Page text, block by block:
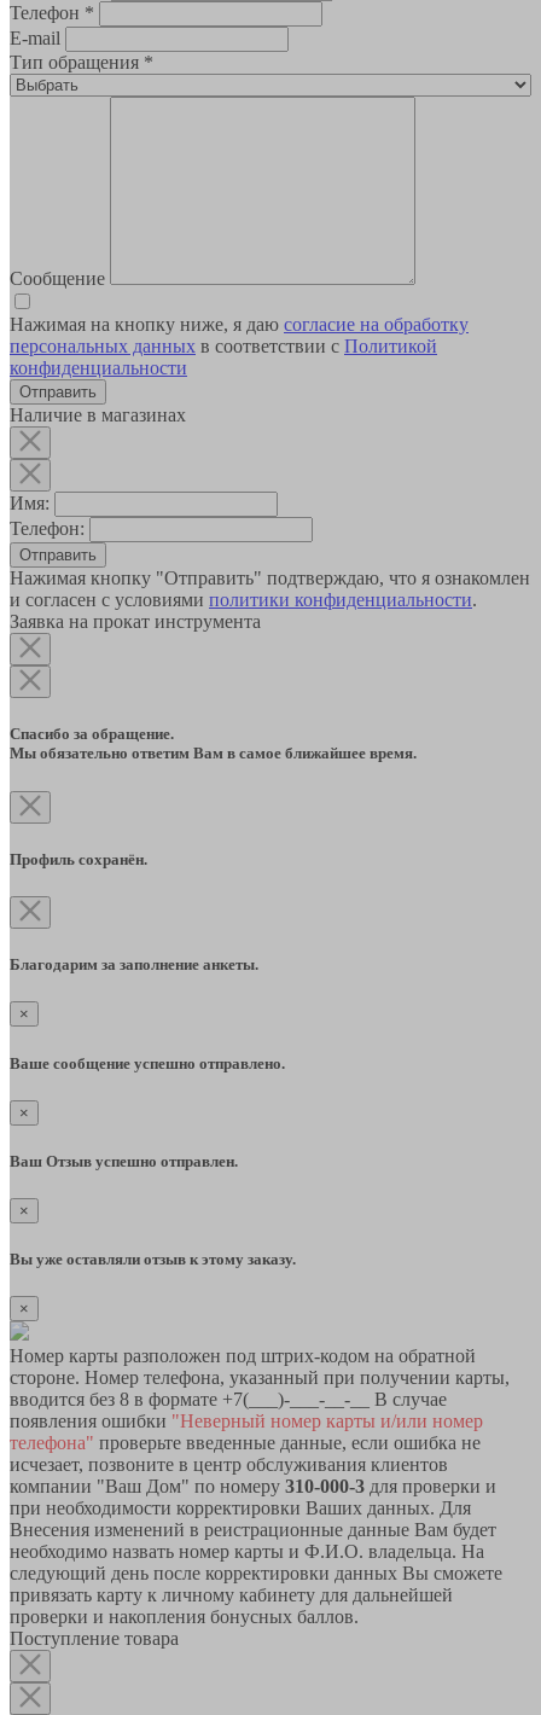
Телефон *
E-mail
Тип обращения *
Сообщение
Нажимая на кнопку ниже, я даю согласие на обработку
персональных данных в соответствии с Политикой
конфиденциальности
Наличие в магазинах
Имя:
Телефон:
Отправить
Нажимая кнопку "Отправить" подтверждаю, что я ознакомлен
и согласен с условиями политики конфиденциальности.
Заявка на прокат инструмента
Спасибо за обращение.
Мы обязательно ответим Вам в самое ближайшее время.
Профиль сохранён.
Благодарим за заполнение анкеты.
×
Ваше сообщение успешно отправлено.
×
Ваш Отзыв успешно отправлен.
×
Вы уже оставляли отзыв к этому заказу.
×
Номер карты разположен под штрих-кодом на обратной
стороне. Номер телефона, указанный при получении карты,
вводится без 8 в формате +7(___)-___-__-__ В случае
появления ошибки "Неверный номер карты и/или номер
телефона" проверьте введенные данные, если ошибка не
исчезает, позвоните в центр обслуживания клиентов
компании "Ваш Дом" по номеру 310-000-3 для проверки и
при необходимости корректировки Ваших данных. Для
Внесения изменений в реистрационные данные Вам будет
необходимо назвать номер карты и Ф.И.О. владельца. На
следующий день после корректировки данных Вы сможете
привязать карту к личному кабинету для дальнейшей
проверки и накопления бонусных баллов.
Поступление товара